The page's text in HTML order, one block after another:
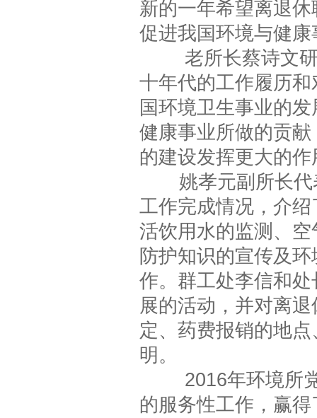
新的一年希望离退
促进我国环境与健
老所长蔡诗文研
十年代的工作履历
国环境卫生事业的
健康事业所做的贡
的建设发挥更大的作
姚孝元副所长代
工作完成情况，介
活饮用水的监测、
防护知识的宣传及
作。群工处李信和
展的活动，并对离
定、药费报销的地
明。
2016年环境所党
的服务性工作，赢